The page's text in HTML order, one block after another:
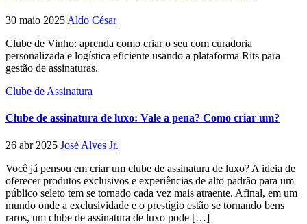
30 maio 2025 Aldo César
Clube de Vinho: aprenda como criar o seu com curadoria
personalizada e logística eficiente usando a plataforma Rits para
gestão de assinaturas.
Clube de Assinatura
Clube de assinatura de luxo: Vale a pena? Como criar um?
26 abr 2025 José Alves Jr.
Você já pensou em criar um clube de assinatura de luxo? A ideia de
oferecer produtos exclusivos e experiências de alto padrão para um
público seleto tem se tornado cada vez mais atraente. Afinal, em um
mundo onde a exclusividade e o prestígio estão se tornando bens
raros, um clube de assinatura de luxo pode […]